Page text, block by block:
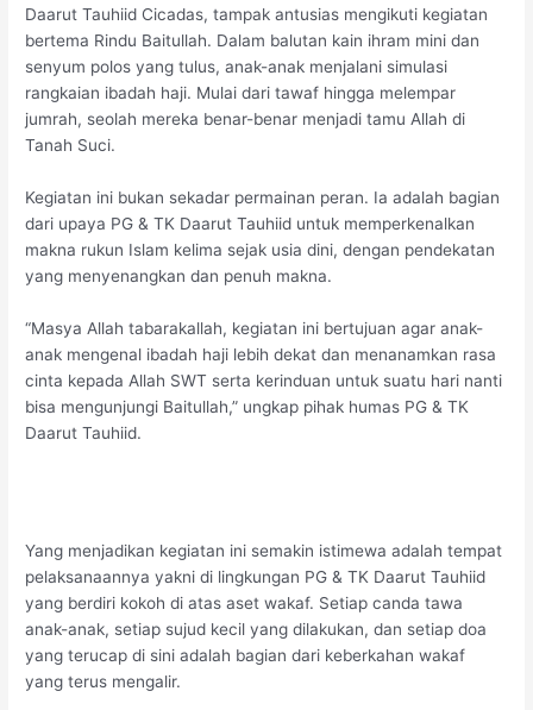
Daarut Tauhiid Cicadas, tampak antusias mengikuti kegiatan
bertema Rindu Baitullah. Dalam balutan kain ihram mini dan
senyum polos yang tulus, anak-anak menjalani simulasi
rangkaian ibadah haji. Mulai dari tawaf hingga melempar
jumrah, seolah mereka benar-benar menjadi tamu Allah di
Tanah Suci.
Kegiatan ini bukan sekadar permainan peran. Ia adalah bagian
dari upaya PG & TK Daarut Tauhiid untuk memperkenalkan
makna rukun Islam kelima sejak usia dini, dengan pendekatan
yang menyenangkan dan penuh makna.
“Masya Allah tabarakallah, kegiatan ini bertujuan agar anak-
anak mengenal ibadah haji lebih dekat dan menanamkan rasa
cinta kepada Allah SWT serta kerinduan untuk suatu hari nanti
bisa mengunjungi Baitullah,” ungkap pihak humas PG & TK
Daarut Tauhiid.
Yang menjadikan kegiatan ini semakin istimewa adalah tempat
pelaksanaannya yakni di lingkungan PG & TK Daarut Tauhiid
yang berdiri kokoh di atas aset wakaf. Setiap canda tawa
anak-anak, setiap sujud kecil yang dilakukan, dan setiap doa
yang terucap di sini adalah bagian dari keberkahan wakaf
yang terus mengalir.